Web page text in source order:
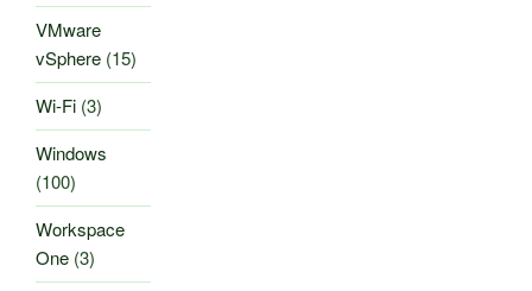
VMware
vSphere (15)
Wi-Fi (3)
Windows
(100)
Workspace
One (3)